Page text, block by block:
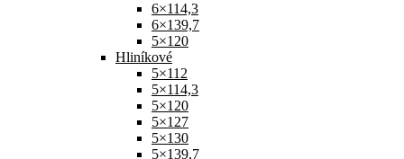
6×114,3
6×139,7
5×120
Hliníkové
5×112
5×114,3
5×120
5×127
5×130
5×139,7